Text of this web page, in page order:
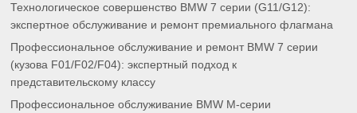
Технологическое совершенство BMW 7 серии (G11/G12):
экспертное обслуживание и ремонт премиального флагмана
Профессиональное обслуживание и ремонт BMW 7 серии
(кузова F01/F02/F04): экспертный подход к
представительскому классу
Профессиональное обслуживание BMW M-серии